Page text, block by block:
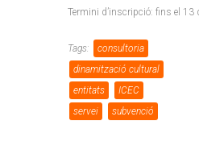
Termini d’inscripció: fins el 13
Tags:
consultoria
dinamització cultural
entitats
ICEC
servei
subvenció